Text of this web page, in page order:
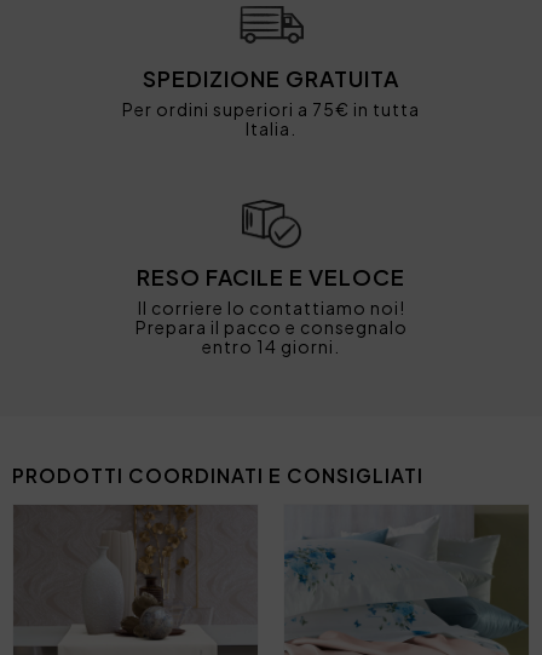
SPEDIZIONE GRATUITA
Per ordini superiori a 75€ in tutta
Italia.
RESO FACILE E VELOCE
Il corriere lo contattiamo noi!
Prepara il pacco e consegnalo
entro 14 giorni.
PRODOTTI COORDINATI E CONSIGLIATI